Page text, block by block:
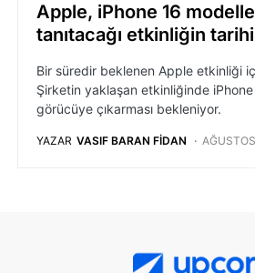
Apple, iPhone 16
tanıtacağı etkinliğin
Bir süredir beklenen Apple etkinliği
Şirketin yaklaşan etkinliğinde
görücüye çıkarması bekleniyor.
YAZAR VASIF BARAN FIDAN